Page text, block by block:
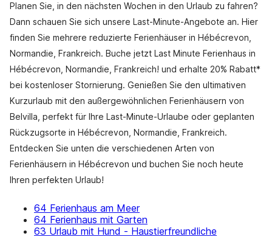
Planen Sie, in den nächsten Wochen in den Urlaub zu fahren?
Dann schauen Sie sich unsere Last-Minute-Angebote an. Hier
finden Sie mehrere reduzierte Ferienhäuser in Hébécrevon,
Normandie, Frankreich. Buche jetzt Last Minute Ferienhaus in
Hébécrevon, Normandie, Frankreich! und erhalte 20% Rabatt*
bei kostenloser Stornierung. Genießen Sie den ultimativen
Kurzurlaub mit den außergewöhnlichen Ferienhäusern von
Belvilla, perfekt für Ihre Last-Minute-Urlaube oder geplanten
Rückzugsorte in Hébécrevon, Normandie, Frankreich.
Entdecken Sie unten die verschiedenen Arten von
Ferienhäusern in Hébécrevon und buchen Sie noch heute
Ihren perfekten Urlaub!
64 Ferienhaus am Meer
64 Ferienhaus mit Garten
63 Urlaub mit Hund - Haustierfreundliche